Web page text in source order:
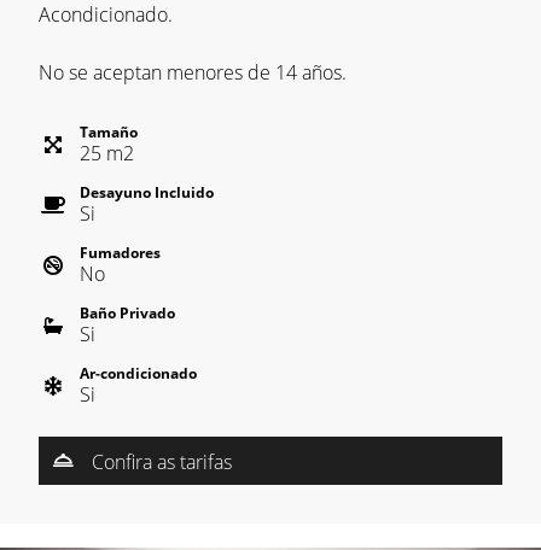
Acondicionado.
No se aceptan menores de 14 años.
Tamaño
25 m2
Desayuno Incluido
Si
Fumadores
No
Baño Privado
Si
Ar-condicionado
Si
Confira as tarifas